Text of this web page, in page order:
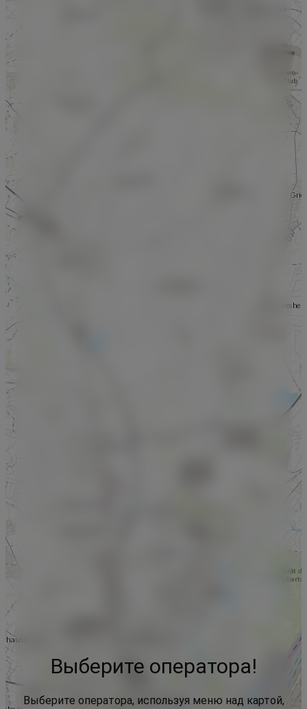
Выберите оператора!
Выберите оператора, используя меню над картой,